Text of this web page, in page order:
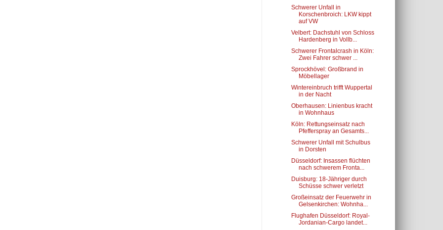
Schwerer Unfall in
Korschenbroich: LKW kippt
auf VW
Velbert: Dachstuhl von Schloss
Hardenberg in Vollb...
Schwerer Frontalcrash in Köln:
Zwei Fahrer schwer ...
Sprockhövel: Großbrand in
Möbellager
Wintereinbruch trifft Wuppertal
in der Nacht
Oberhausen: Linienbus kracht
in Wohnhaus
Köln: Rettungseinsatz nach
Pfefferspray an Gesamts...
Schwerer Unfall mit Schulbus
in Dorsten
Düsseldorf: Insassen flüchten
nach schwerem Fronta...
Duisburg: 18-Jähriger durch
Schüsse schwer verletzt
Großeinsatz der Feuerwehr in
Gelsenkirchen: Wohnha...
Flughafen Düsseldorf: Royal-
Jordanian-Cargo landet...